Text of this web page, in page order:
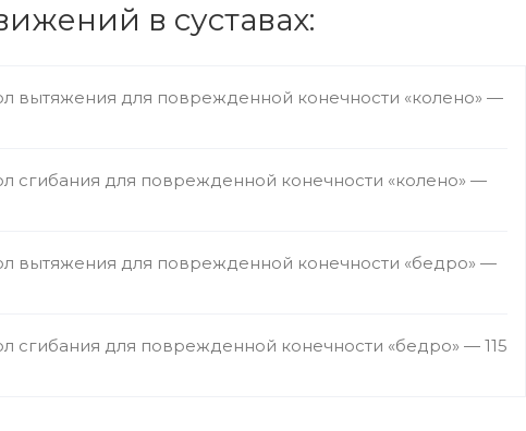
в суставах:
вытяжения для поврежденной конечности «колено» —
сгибания для поврежденной конечности «колено» —
вытяжения для поврежденной конечности «бедро» —
сгибания для поврежденной конечности «бедро» — 115